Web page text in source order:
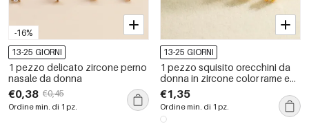
-16%
13-25 GIORNI
1 pezzo delicato zircone perno
nasale da donna
€0,38 €0,45
Ordine min. di 1 pz.
13-25 GIORNI
1 pezzo squisito orecchini da
donna in zircone color rame e
oro
€1,35
Ordine min. di 1 pz.